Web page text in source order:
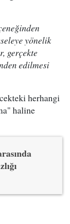
yönelik
gerçekte
edilmesi
herhangi
haline